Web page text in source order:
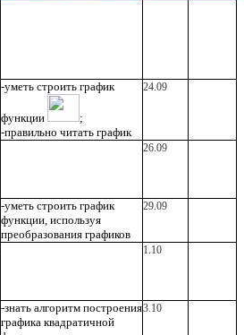
-уметь строить график
функции
;
-правильно читать график
24.09
26.09
-уметь строить график
функции, используя
преобразования графиков
29.09
1.10
-знать алгоритм построения
графика квадратичной
3.10